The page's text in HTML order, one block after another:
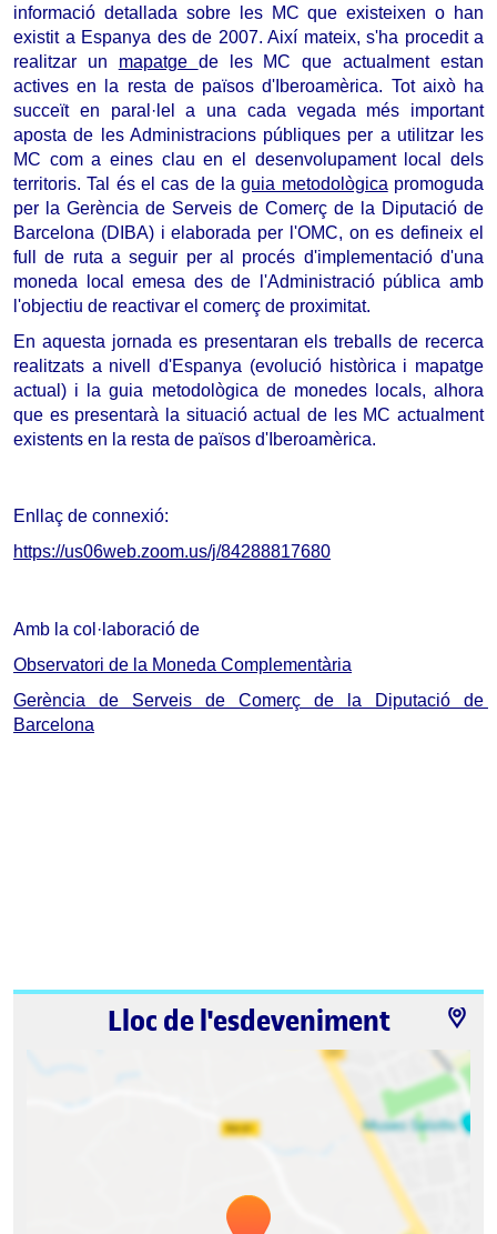
informació detallada sobre les MC que existeixen o han
existit a Espanya des de 2007. Així mateix, s'ha procedit a
realitzar un mapatge de les MC que actualment estan
actives en la resta de països d'Iberoamèrica. Tot això ha
succeït en paral·lel a una cada vegada més important
aposta de les Administracions públiques per a utilitzar les
MC com a eines clau en el desenvolupament local dels
territoris. Tal és el cas de la guia metodològica promoguda
per la Gerència de Serveis de Comerç de la Diputació de
Barcelona (DIBA) i elaborada per l'OMC, on es defineix el
full de ruta a seguir per al procés d'implementació d'una
moneda local emesa des de l'Administració pública amb
l'objectiu de reactivar el comerç de proximitat.
En aquesta jornada es presentaran els treballs de recerca
realitzats a nivell d'Espanya (evolució històrica i mapatge
actual) i la guia metodològica de monedes locals, alhora
que es presentarà la situació actual de les MC actualment
existents en la resta de països d'Iberoamèrica.
Enllaç de connexió:
https://us06web.zoom.us/j/84288817680
Amb la col·laboració de
Observatori de la Moneda Complementària
Gerència de Serveis de Comerç de la Diputació de
Barcelona
Lloc de l'esdeveniment